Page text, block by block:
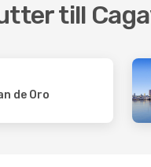
till
de Oro